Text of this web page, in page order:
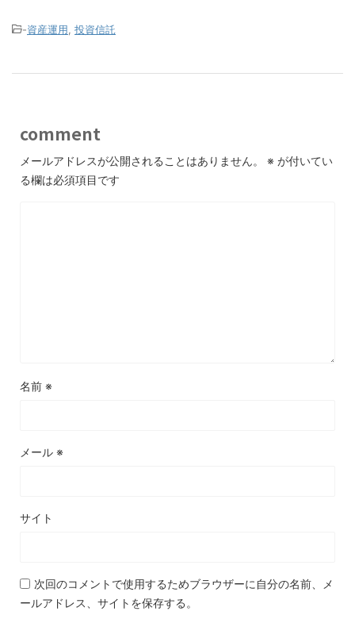
-資産運用 投資信託
comment
メールアドレスが公開されることはありません。 ※ が付いてい
る欄は必須項目です
名前 ※
メール ※
サイト
次回のコメントで使用するためブラウザーに自分の名前、メ
ールアドレス、サイトを保存する。